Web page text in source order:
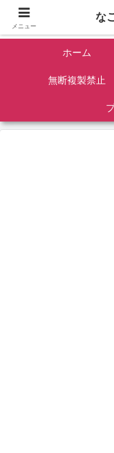
名古屋を中心に全国観光名
ホーム
無断複製禁止
メニュー
な